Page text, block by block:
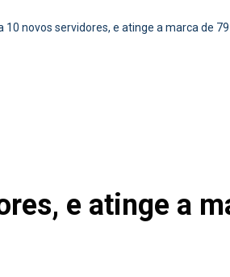
10 novos servidores, e atinge a marca de
e atinge a